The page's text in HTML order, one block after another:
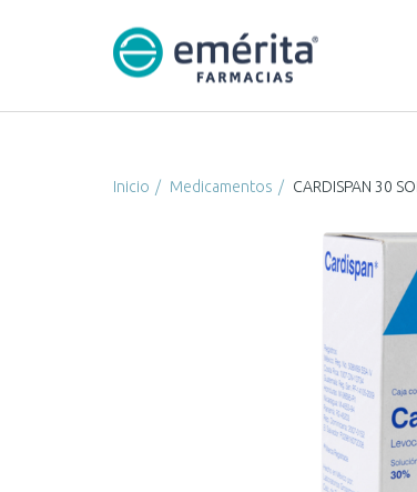
Inicio Medicamentos CARDISPAN 30